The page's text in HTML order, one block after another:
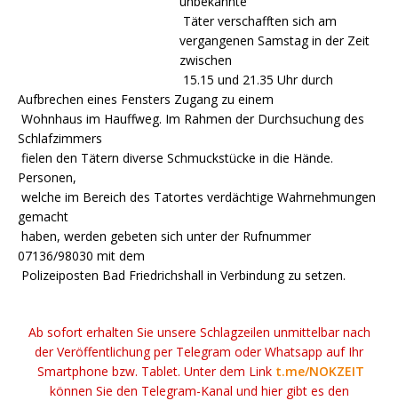
Täter verschafften sich am
vergangenen Samstag in der Zeit
zwischen
15.15 und 21.35 Uhr durch
Aufbrechen eines Fensters Zugang zu einem
Wohnhaus im Hauffweg. Im Rahmen der Durchsuchung des
Schlafzimmers
fielen den Tätern diverse Schmuckstücke in die Hände.
Personen,
welche im Bereich des Tatortes verdächtige Wahrnehmungen
gemacht
haben, werden gebeten sich unter der Rufnummer
07136/98030 mit dem
Polizeiposten Bad Friedrichshall in Verbindung zu setzen.
Ab sofort erhalten Sie unsere Schlagzeilen unmittelbar nach
der Veröffentlichung per Telegram oder Whatsapp auf Ihr
Smartphone bzw. Tablet. Unter dem Link t.me/NOKZEIT
können Sie den Telegram-Kanal und hier gibt es den